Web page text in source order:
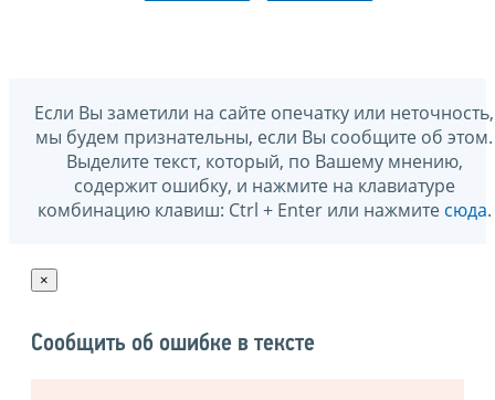
Если Вы заметили на сайте опечатку или неточность,
мы будем признательны, если Вы сообщите об этом.
Выделите текст, который, по Вашему мнению,
содержит ошибку, и нажмите на клавиатуре
комбинацию клавиш: Ctrl + Enter или нажмите сюда.
×
Сообщить об ошибке в тексте